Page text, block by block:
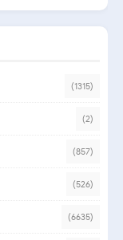
(1315)
(2)
(857)
(526)
(6635)